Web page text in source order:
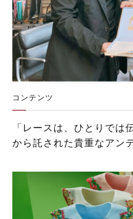
コンテンツ
「レースは、ひとりでは
から託された貴重なアン